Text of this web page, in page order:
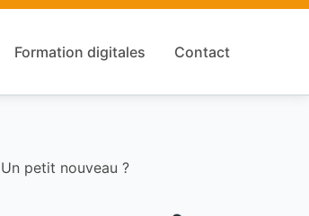
Formation digitales Contact
Un petit nouveau ?